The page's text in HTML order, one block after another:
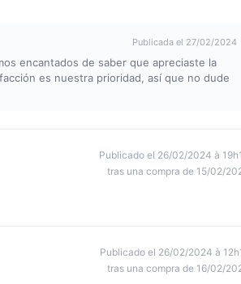
Publicada el 27/02/2024
encantados de saber que apreciaste la
es nuestra prioridad, así que no dude
Publicado el 26/02/2024 à
tras una compra de 15/02/
Publicado el 26/02/2024 à
tras una compra de 16/02/